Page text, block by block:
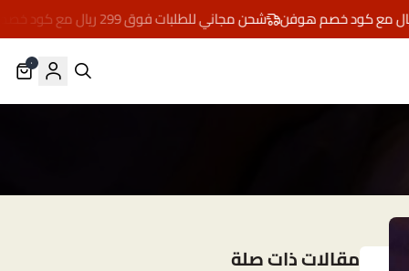
شحن مجاني للطلبات فوق 299 ريال مع كود خصم هوفن
٠
مقالات ذات صلة